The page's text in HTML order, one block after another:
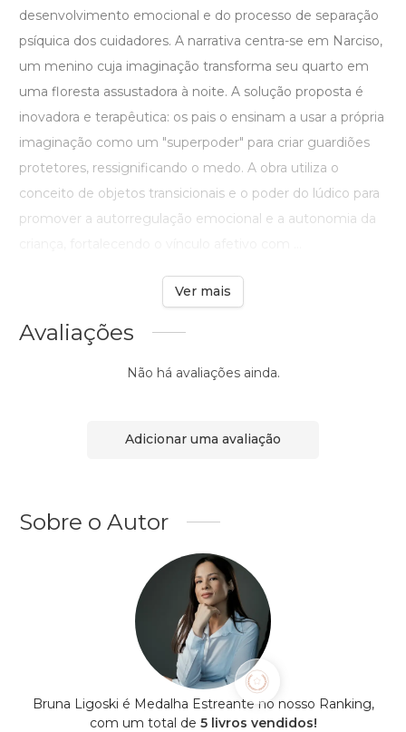
desenvolvimento emocional e do processo de separação
psíquica dos cuidadores. A narrativa centra-se em Narciso,
um menino cuja imaginação transforma seu quarto em
uma floresta assustadora à noite. A solução proposta é
inovadora e terapêutica: os pais o ensinam a usar a própria
imaginação como um "superpoder" para criar guardiões
protetores, ressignificando o medo. A obra utiliza o
conceito de objetos transicionais e o poder do lúdico para
promover a autorregulação emocional e a autonomia da
Ver mais
Avaliações
Não há avaliações ainda.
Adicionar uma avaliação
Sobre o Autor
Bruna Ligoski é Medalha Estreante no nosso Ranking,
com um total de 5 livros vendidos!